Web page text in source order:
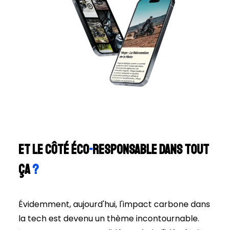
Et le côté éco-responsable dans tout
ça?
Évidemment, aujourd'hui, l'impact carbone dans
la tech est devenu un thème incontournable.